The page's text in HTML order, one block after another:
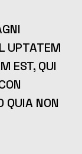
UPTATEM
EST, QUI
QUIA NON